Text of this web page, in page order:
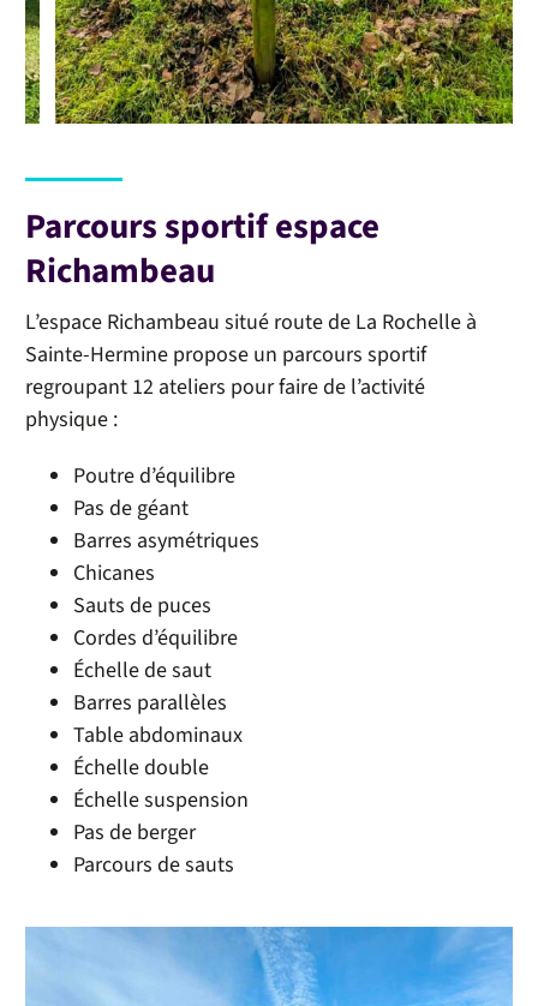
Parcours sportif espace
Richambeau
L’espace Richambeau situé route de La Rochelle à
Sainte-Hermine propose un parcours sportif
regroupant 12 ateliers pour faire de l’activité
physique :
Poutre d’équilibre
Pas de géant
Barres asymétriques
Chicanes
Sauts de puces
Cordes d’équilibre
Échelle de saut
Barres parallèles
Table abdominaux
Échelle double
Échelle suspension
Pas de berger
Parcours de sauts